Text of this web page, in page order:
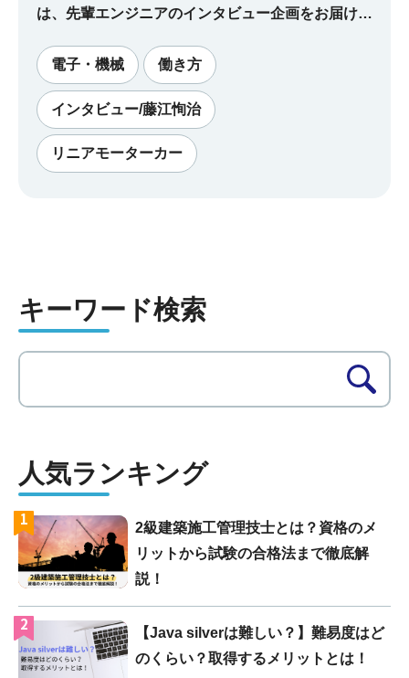
は、先輩エンジニアのインタビュー企画をお届けし
究所（前身）で17年間、その後、現在の鉄道総合
技術研究所に変わって5年間、この分野の仕事に関
わり続けてきた藤江恂治（じゅんじ）さんは、まさ
にリニアモーターとともに歩んできたエンジニアで
す。そんな藤江さんに当時のことを振り返りつつ、
電子・機械 働き方
インタビュー/藤江恂治
リニアモーターカー
キーワード検索
人気ランキング
1
2級建築施工管理技士とは？資格のメ
リットから試験の合格法まで徹底解
説！
2
【Java silverは難しい？】難易度はど
のくらい？取得するメリットとは！